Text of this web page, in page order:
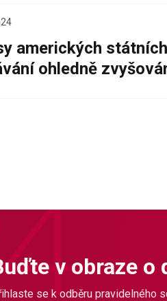
amerických
ohledně
v obraze
se k odběru pravidelného